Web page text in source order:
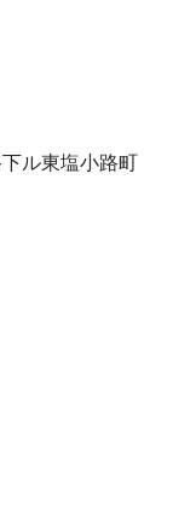
ル東塩小路町